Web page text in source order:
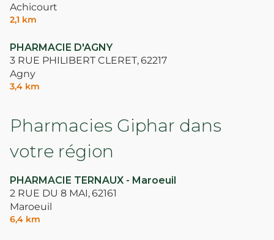
Achicourt
2,1 km
PHARMACIE D'AGNY
3 RUE PHILIBERT CLERET,62217
Agny
3,4 km
Pharmacies Giphar dans
votre région
PHARMACIE TERNAUX - Maroeuil
2 RUE DU 8 MAI,62161
Maroeuil
6,4 km